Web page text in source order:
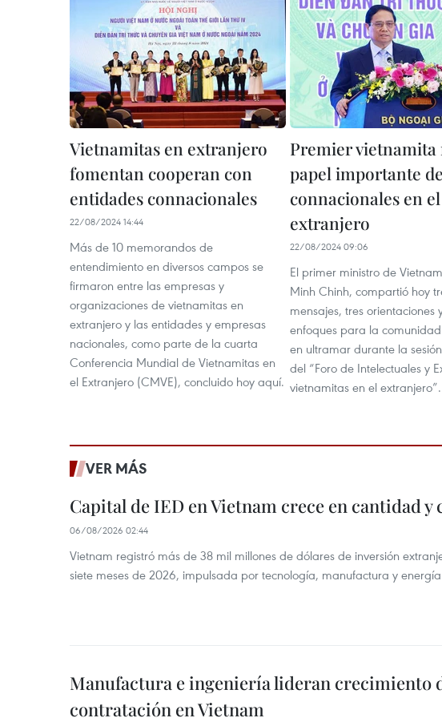
Vietnamitas en extranjero
fomentan cooperan con
entidades connacionales
22/08/2024 14:44
Más de 10 memorandos de
entendimiento en diversos campos se
firmaron entre las empresas y
organizaciones de vietnamitas en
extranjero y las entidades y empresas
nacionales, como parte de la cuarta
Conferencia Mundial de Vietnamitas en
el Extranjero (CMVE), concluido hoy aquí.
Premier vietnamita
papel importante de
connacionales en el
extranjero
22/08/2024 09:06
El primer ministro de
Minh Chinh, compartió hoy
mensajes, tres orientaciones
enfoques para la
en ultramar durante la
del “Foro de Intelectuales y
vietnamitas en el extranjero”.
VER MÁS
Capital de IED en Vietnam crece en cantidad y
06/08/2026 02:44
Vietnam registró más de 38 mil millones de dólares de inversión
siete meses de 2026, impulsada por tecnología, manufactura y
Manufactura e ingeniería lideran crecimiento
contratación en Vietnam